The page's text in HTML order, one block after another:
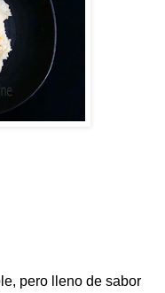
pero lleno de sabor